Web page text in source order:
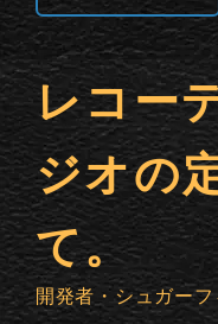
レコー
ジオの
て。
開発者・シュガーフ